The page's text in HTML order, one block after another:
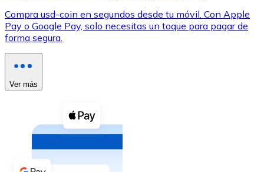
Ver todo
Compra criptomonedas con efectivo en tu tienda más
Comprar con efectivo
Transferencia SEPA
Añade fondos a tu cuenta Bitnovo o realiza compras
Compra usd-coin en segundos desde tu móvil. Con Apple
Pay o Google Pay, solo necesitas un toque para pagar de
forma segura.
Ver más